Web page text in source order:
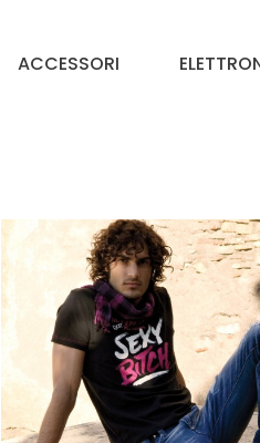
ACCESSORI